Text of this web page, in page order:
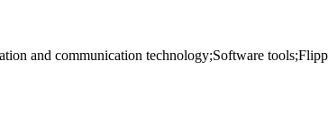
and communication technology;Software